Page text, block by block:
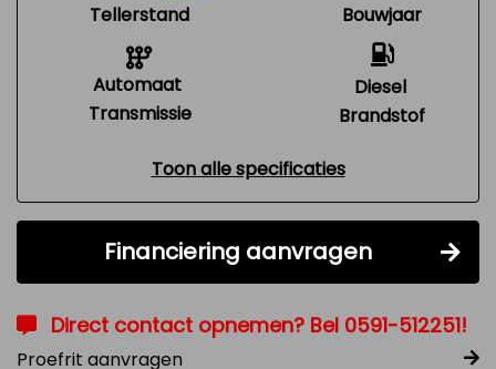
Tellerstand
Automaat
Transmissie
Bouwjaar
Diesel
Brandstof
Toon alle specificaties
Financiering aanvragen
Direct contact opnemen? Bel 0591-512251!
Proefrit aanvragen